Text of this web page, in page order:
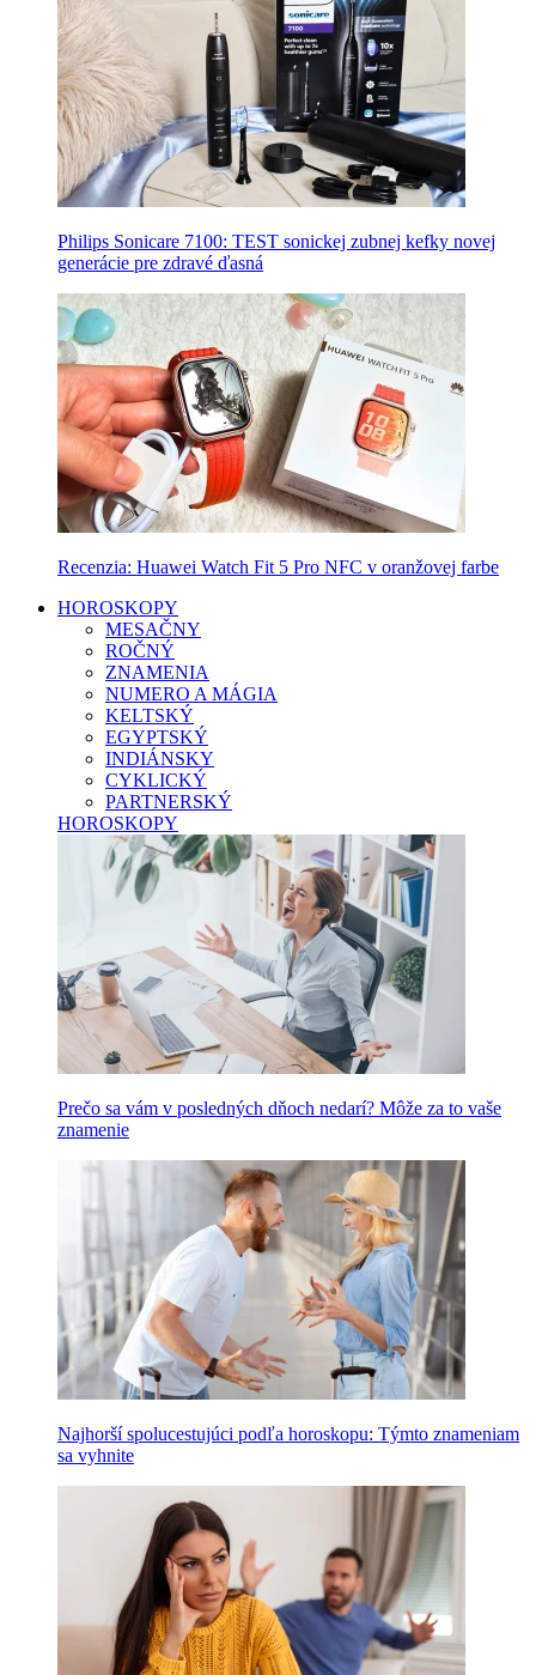
Philips Sonicare 7100: TEST sonickej zubnej kefky novej
generácie pre zdravé ďasná
Recenzia: Huawei Watch Fit 5 Pro NFC v oranžovej farbe
HOROSKOPY
MESAČNY
ROČNÝ
ZNAMENIA
NUMERO A MÁGIA
KELTSKÝ
EGYPTSKÝ
INDIÁNSKY
CYKLICKÝ
PARTNERSKÝ
HOROSKOPY
Prečo sa vám v posledných dňoch nedarí? Môže za to vaše
znamenie
Najhorší spolucestujúci podľa horoskopu: Týmto znameniam
sa vyhnite